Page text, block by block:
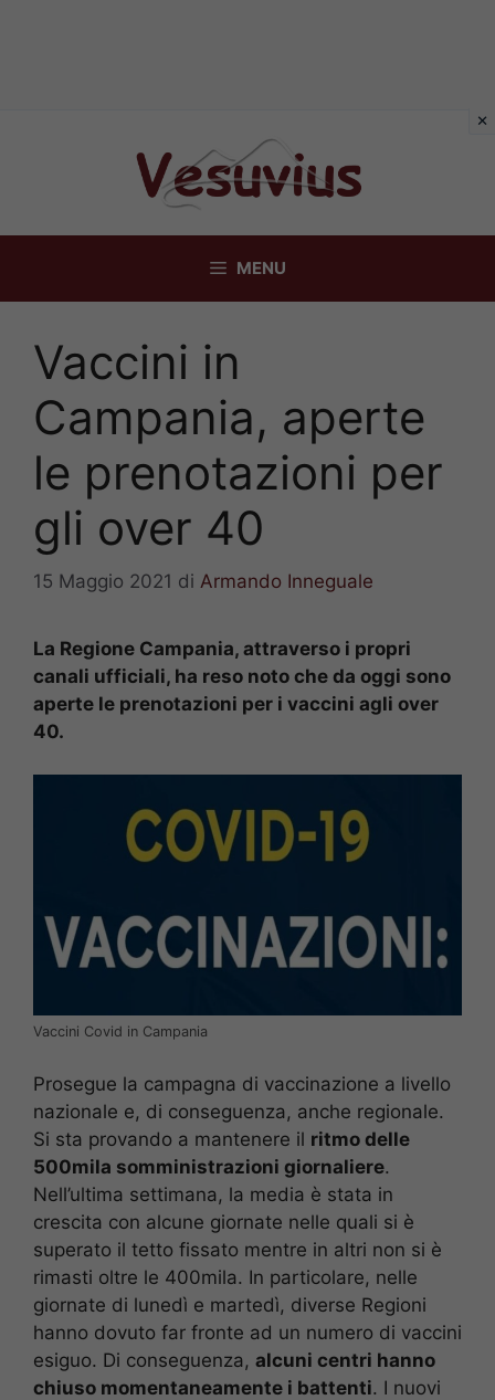
MENU
Vaccini in
Campania, aperte
le prenotazioni per
gli over 40
15 Maggio 2021 di Armando Inneguale
La Regione Campania, attraverso i propri
canali ufficiali, ha reso noto che da oggi sono
aperte le prenotazioni per i vaccini agli over
40.
Vaccini Covid in Campania
Prosegue la campagna di vaccinazione a livello
nazionale e, di conseguenza, anche regionale.
Si sta provando a mantenere il ritmo delle
500mila somministrazioni giornaliere.
Nell’ultima settimana, la media è stata in
crescita con alcune giornate nelle quali si è
superato il tetto fissato mentre in altri non si è
rimasti oltre le 400mila. In particolare, nelle
giornate di lunedì e martedì, diverse Regioni
hanno dovuto far fronte ad un numero di vaccini
esiguo. Di conseguenza, alcuni centri hanno
chiuso momentaneamente i battenti. I nuovi